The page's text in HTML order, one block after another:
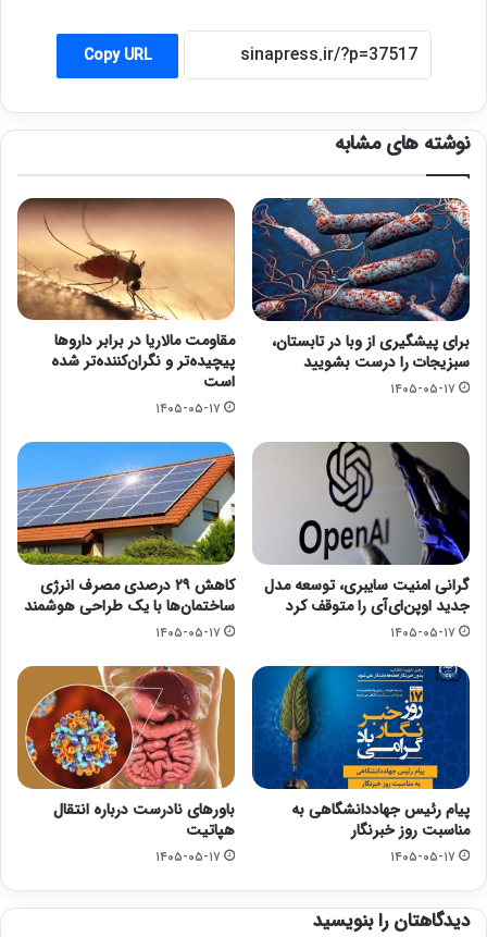
Copy URL
نوشته های مشابه
برای پیشگیری از وبا در تابستان،
سبزیجات را درست بشویید
۱۴۰۵-۰۵-۱۷
مقاومت مالاریا در برابر داروها
پیچیده‌تر و نگران‌کننده‌تر شده
است
۱۴۰۵-۰۵-۱۷
گرانی امنیت سایبری، توسعه مدل
جدید اوپن‌ای‌آی را متوقف کرد
۱۴۰۵-۰۵-۱۷
کاهش ۲۹ درصدی مصرف انرژی
ساختمان‌ها با یک طراحی هوشمند
۱۴۰۵-۰۵-۱۷
پیام رئیس جهاددانشگاهی به
مناسبت روز خبرنگار
۱۴۰۵-۰۵-۱۷
باورهای نادرست درباره انتقال
هپاتیت
۱۴۰۵-۰۵-۱۷
دیدگاهتان را بنویسید